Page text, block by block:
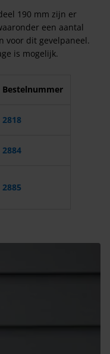
190 mm zijn er
een aantal
voor dit gevelpaneel.
is mogelijk.
Bestelnummer
2818
2884
2885